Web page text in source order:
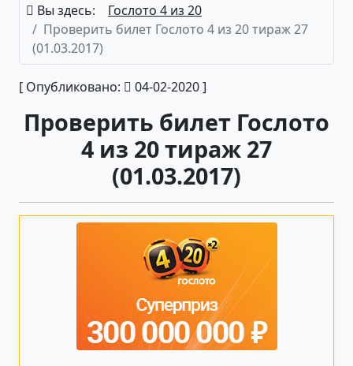
Вы здесь:
Гослото 4 из 20
Проверить билет Гослото 4 из 20 тираж 27
(01.03.2017)
[ Опубликовано: 04-02-2020 ]
Проверить билет Гослото
4 из 20 тираж 27
(01.03.2017)